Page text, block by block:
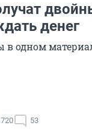
денег
в одном
53